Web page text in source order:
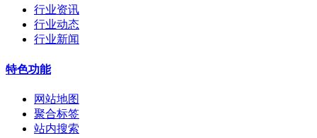
行业资讯
行业动态
行业新闻
特色功能
网站地图
聚合标签
站内搜索